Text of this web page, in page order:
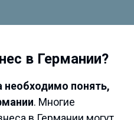
в Германии?
необходимо понять,
. Многие